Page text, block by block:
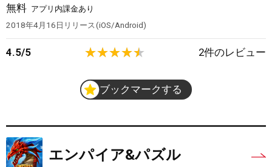
無料 アプリ内課金あり
2018年4月16日 リリース iOS/Android
4.5/5 2件のレビュー
ブックマークする
エンパイア&パズル